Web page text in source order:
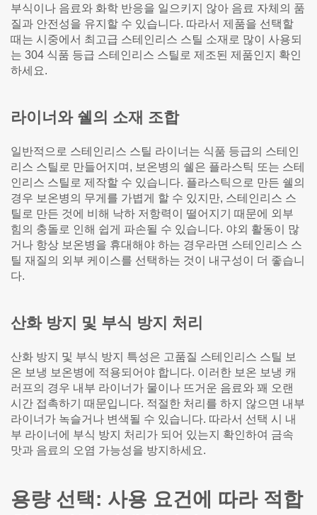
부식이나 음료와 화학 반응을 일으키지 않아 음료 자체의 품
질과 안전성을 유지할 수 있습니다. 따라서 제품을 선택할
때는 시중에서 최고급 스테인리스 스틸 소재로 많이 사용되
는 304 식품 등급 스테인리스 스틸로 제조된 제품인지 확인
하세요.
라이너와 쉘의 소재 조합
일반적으로 스테인리스 스틸 라이너는 식품 등급의 스테인
리스 스틸로 만들어지며, 보온병의 쉘은 플라스틱 또는 스테
인리스 스틸로 제작할 수 있습니다. 플라스틱으로 만든 쉘의
경우 보온병의 무게를 가볍게 할 수 있지만, 스테인리스 스
틸로 만든 것에 비해 낙하 저항력이 떨어지기 때문에 외부
힘의 충돌로 인해 쉽게 파손될 수 있습니다. 야외 활동이 많
거나 항상 보온병을 휴대해야 하는 경우라면 스테인리스 스
틸 재질의 외부 케이스를 선택하는 것이 내구성이 더 좋습니
다.
산화 방지 및 부식 방지 처리
산화 방지 및 부식 방지 특성은 고품질 스테인리스 스틸 보
온 보냉 보온병에 적용되어야 합니다. 이러한 보온 보냉 캐
러프의 경우 내부 라이너가 물이나 뜨거운 음료와 꽤 오랜
시간 접촉하기 때문입니다. 적절한 처리를 하지 않으면 내부
라이너가 녹슬거나 변색될 수 있습니다. 따라서 선택 시 내
부 라이너에 부식 방지 처리가 되어 있는지 확인하여 금속
맛과 음료의 오염 가능성을 방지하세요.
용량 선택: 사용 요건에 따라 적합